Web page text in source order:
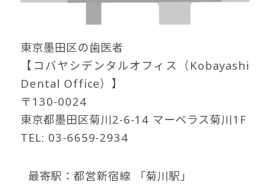
東京墨田区の歯医者
【コバヤシデンタルオフィス（Kobayashi
Dental Office）】
〒130-0024
東京都墨田区菊川2-6-14 マーベラス菊川1F
TEL: 03-6659-2934
最寄駅：都営新宿線 「菊川駅」